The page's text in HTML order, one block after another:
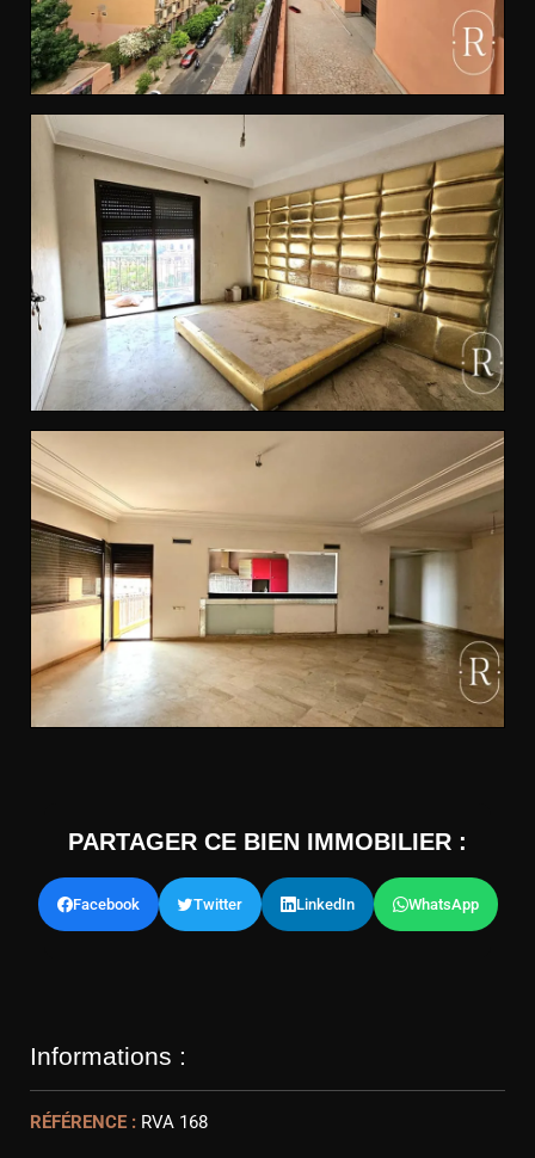
PARTAGER CE BIEN IMMOBILIER :
Facebook Twitter LinkedIn WhatsApp
Informations :
RÉFÉRENCE : RVA 168